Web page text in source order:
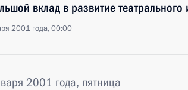
вклад в развитие театрального
2001 года, 00:00
2001 года, пятница